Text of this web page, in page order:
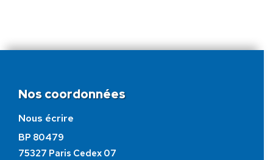
Nos coordonnées
Nous écrire
BP 80479
75327 Paris Cedex 07